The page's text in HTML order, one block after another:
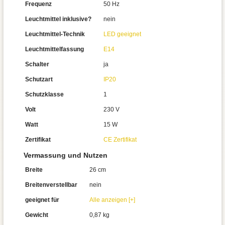
Frequenz 50 Hz
Leuchtmittel inklusive? nein
Leuchtmittel-Technik LED geeignet
Leuchtmittelfassung E14
Schalter ja
Schutzart IP20
Schutzklasse 1
Volt 230 V
Watt 15 W
Zertifikat CE Zertifikat
Vermassung und Nutzen
Breite 26 cm
Breitenverstellbar nein
geeignet für Alle anzeigen [+]
Gewicht 0,87 kg